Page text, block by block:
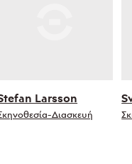
Larsson
Διασκευή